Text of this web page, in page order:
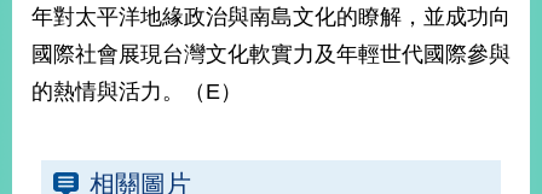
府
站
資
放
年對太平洋地緣政治與南島文化的瞭解，並成功向
國際社會展現台灣文化軟實力及年輕世代國際參與
的熱情與活力。（E）
相關圖片